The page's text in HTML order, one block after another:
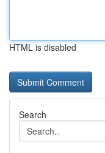
HTML is disabled
Search